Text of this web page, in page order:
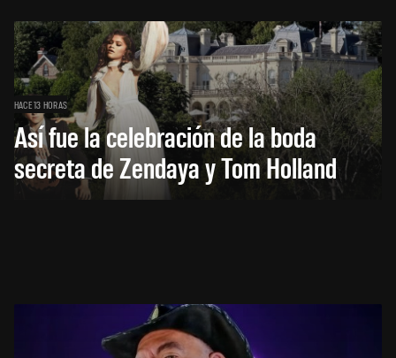
HACE 13 HORAS
Así fue la celebración de la boda
secreta de Zendaya y Tom Holland